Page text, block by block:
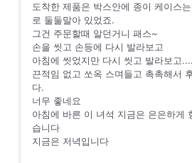
도착한 제품은 박스안에 종이 케이스
로 둘둘말아 있었죠.
그건 주문할때 알던거니 패스~
손을 씻고 손등에 다시 발라보고
아침에 씻었지만 다시 씻고 발라보고....
끈적임 없고 쏘옥 스며들고 촉촉해서
다.
너무 좋네요
아침에 바른 이 녀석 지금은 은은하게
습니다
지금은 저녁입니다